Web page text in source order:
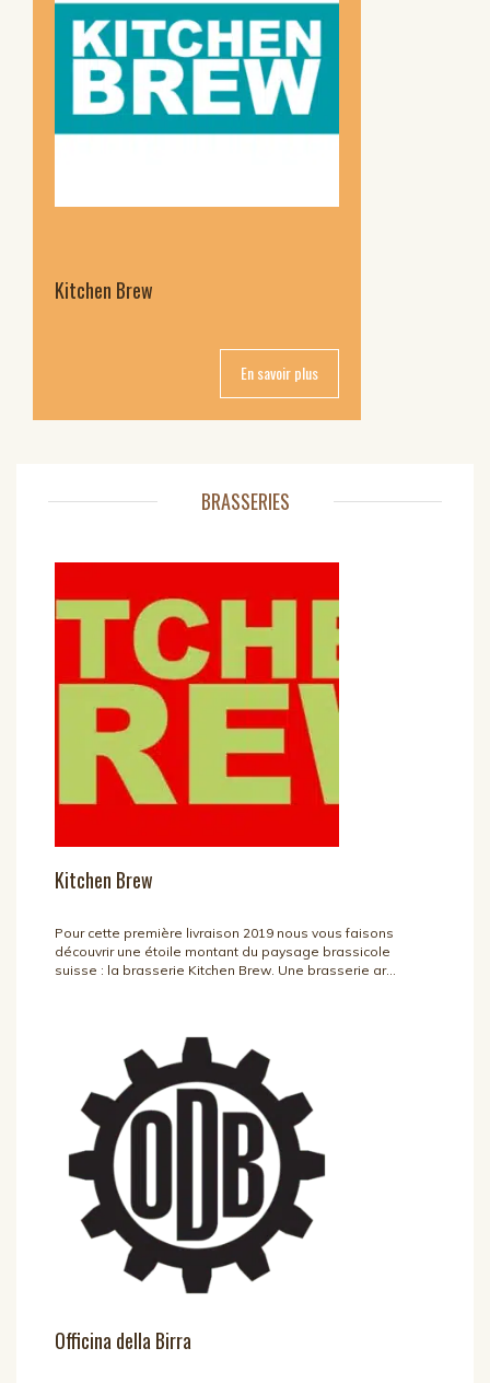
Kitchen Brew
En savoir plus
BRASSERIES
Kitchen Brew
Pour cette première livraison 2019 nous vous faisons
découvrir une étoile montant du paysage brassicole
suisse : la brasserie Kitchen Brew. Une brasserie ar...
Officina della Birra